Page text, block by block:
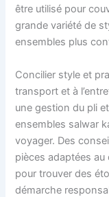
être utilisé pour
grande variété de
ensembles plus
Concilier style et
transport et à
une gestion du pli
ensembles salwar
voyager. Des
pièces adaptées au
pour trouver des
démarche